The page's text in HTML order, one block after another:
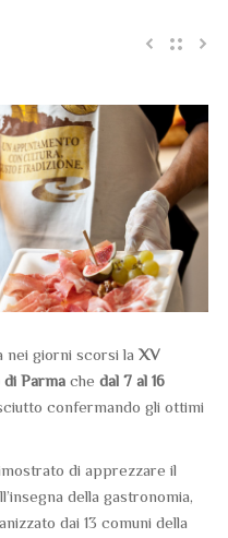
nei giorni scorsi la XV
Parma che dal 7 al 16
confermando gli ottimi
di apprezzare il
della gastronomia,
dai 13 comuni della